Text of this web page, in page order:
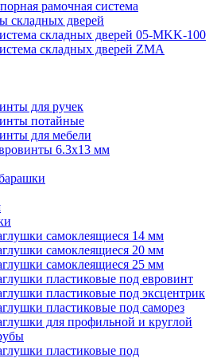
рамочная система
складных дверей
складных дверей 05-MKK-100
складных дверей ZMA
для ручек
потайные
для мебели
6.3х13 мм
самоклеящиеся 14 мм
самоклеящиеся 20 мм
самоклеящиеся 25 мм
пластиковые под евровинт
пластиковые под эксцентрик
пластиковые под саморез
для профильной и круглой
пластиковые под